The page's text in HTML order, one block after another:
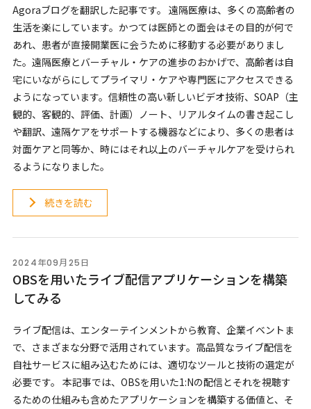
Agoraブログを翻訳した記事です。 遠隔医療は、多くの高齢者の
生活を楽にしています。かつては医師との面会はその目的が何で
あれ、患者が直接開業医に会うために移動する必要がありまし
た。遠隔医療とバーチャル・ケアの進歩のおかげで、高齢者は自
宅にいながらにしてプライマリ・ケアや専門医にアクセスできる
ようになっています。信頼性の高い新しいビデオ技術、SOAP（主
観的、客観的、評価、計画）ノート、リアルタイムの書き起こし
や翻訳、遠隔ケアをサポートする機器などにより、多くの患者は
対面ケアと同等か、時にはそれ以上のバーチャルケアを受けられ
るようになりました。
続きを読む
2024年09月25日
OBSを用いたライブ配信アプリケーションを構築
してみる
ライブ配信は、エンターテインメントから教育、企業イベントま
で、さまざまな分野で活用されています。高品質なライブ配信を
自社サービスに組み込むためには、適切なツールと技術の選定が
必要です。 本記事では、OBSを用いた1:Nの配信とそれを視聴す
るための仕組みも含めたアプリケーションを構築する価値と、そ